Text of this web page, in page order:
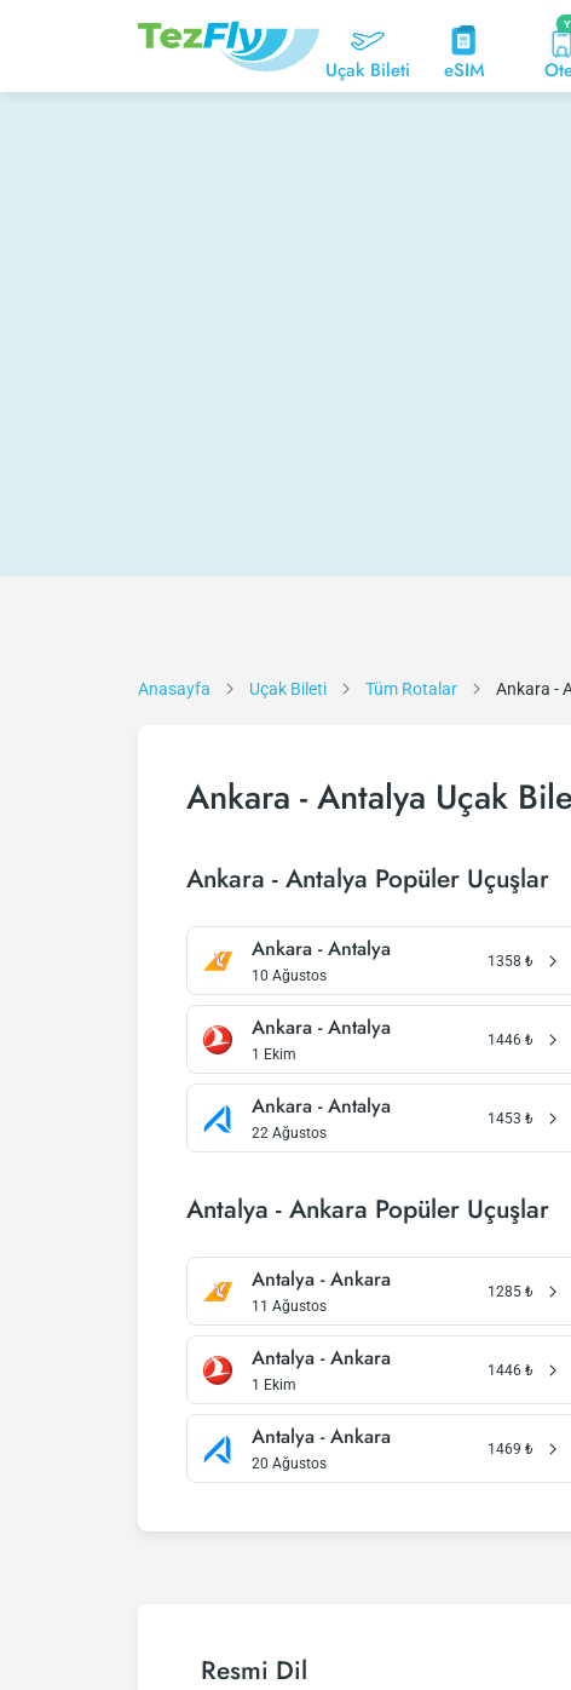
Uçak Bileti eSIM
Anasayfa Uçak Bileti Tüm Rotalar Ankara -
Ankara - Antalya Uçak
Ankara - Antalya Popüler Uçuşlar
Ankara - Antalya
10 Ağustos
1358 ₺
Ankara - Antalya
1 Ekim
1446 ₺
Ankara - Antalya
22 Ağustos
1453 ₺
Antalya - Ankara Popüler Uçuşlar
Antalya - Ankara
11 Ağustos
1285 ₺
Antalya - Ankara
1 Ekim
1446 ₺
Antalya - Ankara
20 Ağustos
1469 ₺
Resmi Dil